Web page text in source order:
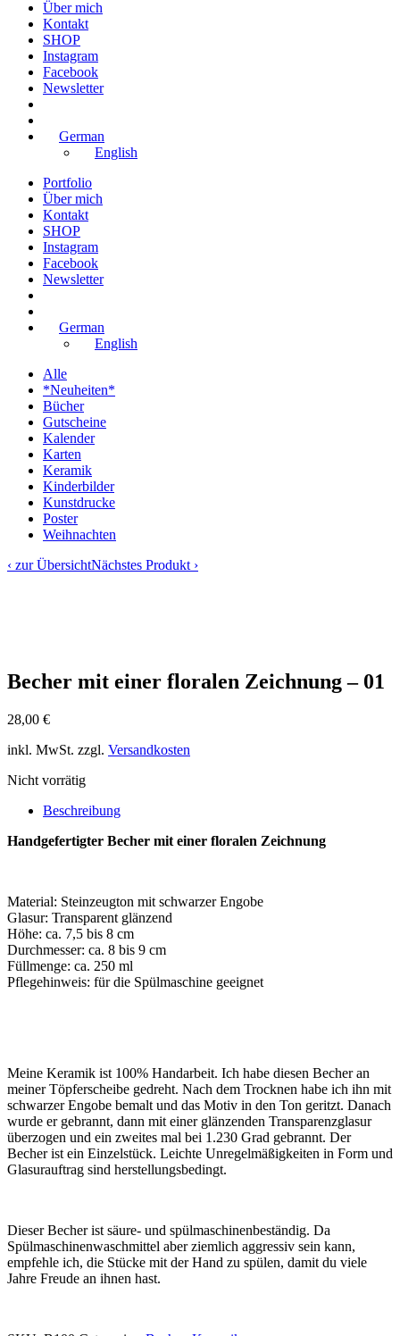
Über mich
Kontakt
SHOP
Instagram
Facebook
Newsletter
German
English
Portfolio
Über mich
Kontakt
SHOP
Instagram
Facebook
Newsletter
German
English
Alle
*Neuheiten*
Bücher
Gutscheine
Kalender
Karten
Keramik
Kinderbilder
Kunstdrucke
Poster
Weihnachten
‹ zur ÜbersichtNächstes Produkt ›
Becher mit einer floralen Zeichnung – 01
28,00 €
inkl. MwSt. zzgl. Versandkosten
Nicht vorrätig
Beschreibung
Handgefertigter Becher mit einer floralen Zeichnung
Material: Steinzeugton mit schwarzer Engobe
Glasur: Transparent glänzend
Höhe: ca. 7,5 bis 8 cm
Durchmesser: ca. 8 bis 9 cm
Füllmenge: ca. 250 ml
Pflegehinweis: für die Spülmaschine geeignet
Meine Keramik ist 100% Handarbeit. Ich habe diesen Becher an
meiner Töpferscheibe gedreht. Nach dem Trocknen habe ich ihn mit
schwarzer Engobe bemalt und das Motiv in den Ton geritzt. Danach
wurde er gebrannt, dann mit einer glänzenden Transparenzglasur
überzogen und ein zweites mal bei 1.230 Grad gebrannt. Der
Becher ist ein Einzelstück. Leichte Unregelmäßigkeiten in Form und
Glasurauftrag sind herstellungsbedingt.
Dieser Becher ist säure- und spülmaschinenbeständig. Da
Spülmaschinenwaschmittel aber ziemlich aggressiv sein kann,
empfehle ich, die Stücke mit der Hand zu spülen, damit du viele
Jahre Freude an ihnen hast.